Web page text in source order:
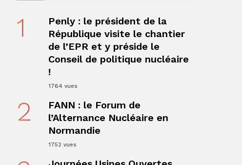
1
Penly : le président de la
République visite le chantier
de l’EPR et y préside le
Conseil de politique nucléaire
!
1764 vues
2
FANN : le Forum de
l’Alternance Nucléaire en
Normandie
1752 vues